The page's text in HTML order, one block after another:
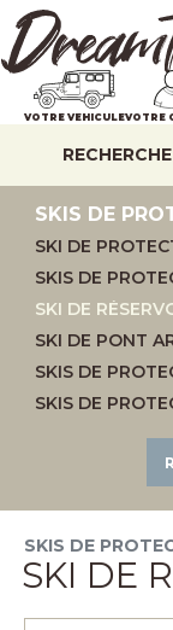
VOTRE VEHICULEVOTRE
SKIS DE
SKI DE
SKIS DE
SKI DE
SKI DE PONT
SKIS DE
SKIS DE
SKIS DE
SKI DE